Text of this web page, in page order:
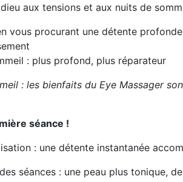
aux tensions et aux nuits de
vous procurant une détente profonde
: plus profond, plus réparateur
: les bienfaits du Eye Massager
séance !
: une détente instantanée
séances : une peau plus tonique,